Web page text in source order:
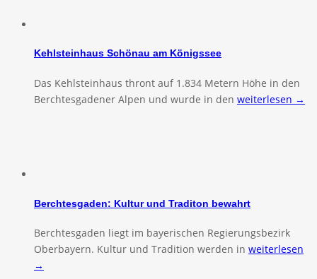
Kehlsteinhaus Schönau am Königssee
Das Kehlsteinhaus thront auf 1.834 Metern Höhe in den
Berchtesgadener Alpen und wurde in den weiterlesen →
Berchtesgaden: Kultur und Traditon bewahrt
Berchtesgaden liegt im bayerischen Regierungsbezirk
Oberbayern. Kultur und Tradition werden in weiterlesen
→